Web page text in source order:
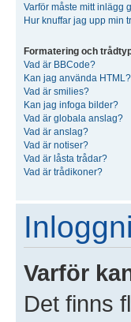
Varför måste mitt inlägg
Hur knuffar jag upp min
Formatering och
Vad är BBCode?
Kan jag använda HTML?
Vad är smilies?
Kan jag infoga bilder?
Vad är globala anslag?
Vad är anslag?
Vad är notiser?
Vad är låsta trådar?
Vad är trådikoner?
Varför
Det finns